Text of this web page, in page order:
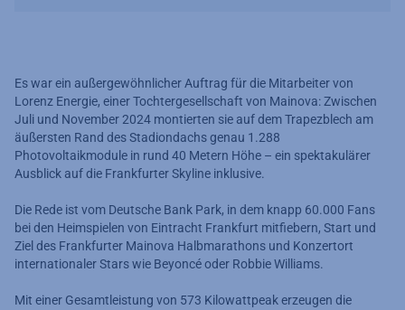
Es war ein außergewöhnlicher Auftrag für die Mitarbeiter von
Lorenz Energie, einer Tochtergesellschaft von Mainova: Zwischen
Juli und November 2024 montierten sie auf dem Trapezblech am
äußersten Rand des Stadiondachs genau 1.288
Photovoltaikmodule in rund 40 Metern Höhe – ein spektakulärer
Ausblick auf die Frankfurter Skyline inklusive.
Die Rede ist vom Deutsche Bank Park, in dem knapp 60.000 Fans
bei den Heimspielen von Eintracht Frankfurt mitfiebern, Start und
Ziel des Frankfurter Mainova Halbmarathons und Konzertort
internationaler Stars wie Beyoncé oder Robbie Williams.
Mit einer Gesamtleistung von 573 Kilowattpeak erzeugen die